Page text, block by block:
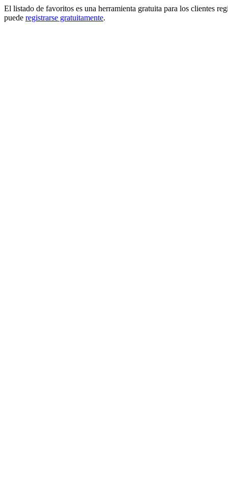
El listado de favoritos es una herramienta gratuita para los clientes
puede registrarse gratuitamente.